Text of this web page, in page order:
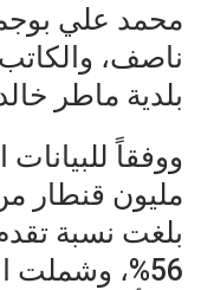
محمد علي
ناصف،
بلدية ماطر
ووفقاً
مليون قنطار
بلغت نسبة
56%، وشملت